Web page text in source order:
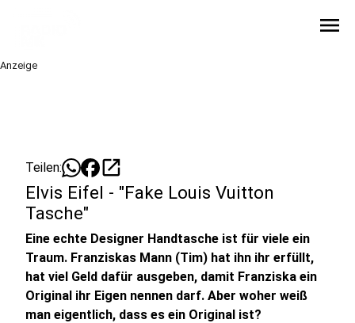
menu
Anzeige
Teilen: open_in_new
Elvis Eifel - "Fake Louis Vuitton
Tasche"
Eine echte Designer Handtasche ist für viele ein
Traum. Franziskas Mann (Tim) hat ihn ihr erfüllt,
hat viel Geld dafür ausgeben, damit Franziska ein
Original ihr Eigen nennen darf. Aber woher weiß
man eigentlich, dass es ein Original ist?